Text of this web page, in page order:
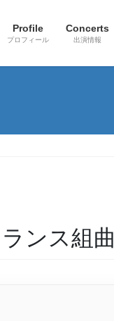
Profile
プロフィール
Concerts
出演情報
ンス組曲